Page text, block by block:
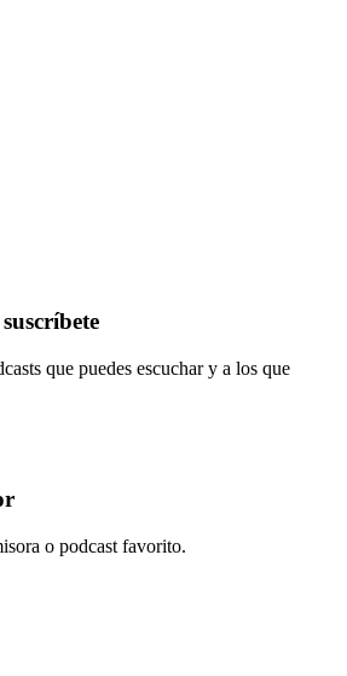
que puedes escuchar y a los que
o podcast favorito.